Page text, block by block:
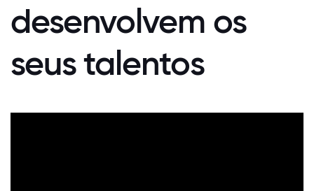
desenvolvem os
seus talentos